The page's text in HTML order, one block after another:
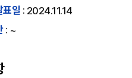
표일 : 2024.11.14
: ~